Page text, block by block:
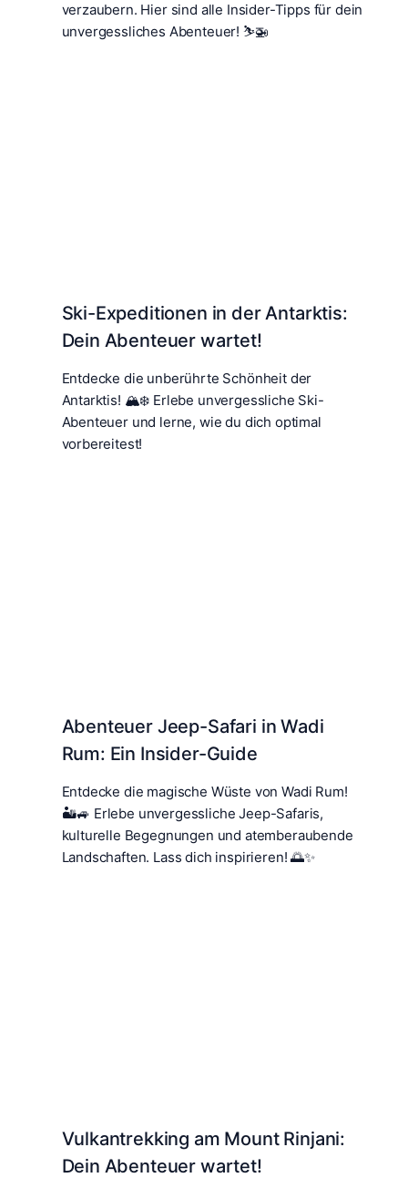
verzaubern. Hier sind alle Insider-Tipps für dein
unvergessliches Abenteuer! ⛷️🚁
Ski-Expeditionen in der Antarktis:
Dein Abenteuer wartet!
Entdecke die unberührte Schönheit der
Antarktis! 🏔️❄️ Erlebe unvergessliche Ski-
Abenteuer und lerne, wie du dich optimal
vorbereitest!
Abenteuer Jeep-Safari in Wadi
Rum: Ein Insider-Guide
Entdecke die magische Wüste von Wadi Rum!
🏜️🚙 Erlebe unvergessliche Jeep-Safaris,
kulturelle Begegnungen und atemberaubende
Landschaften. Lass dich inspirieren! 🌅✨
Vulkantrekking am Mount Rinjani:
Dein Abenteuer wartet!